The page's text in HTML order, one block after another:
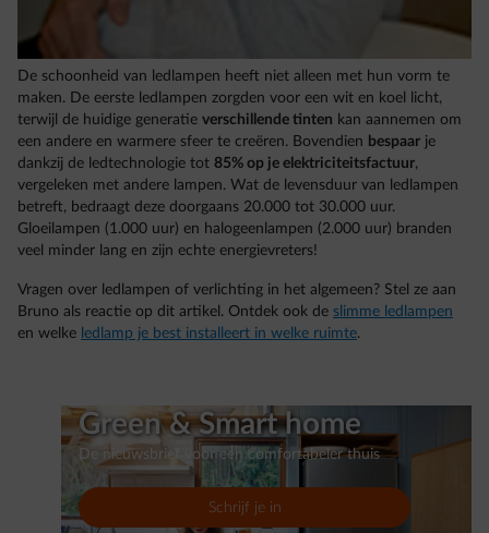
De schoonheid van ledlampen heeft niet alleen met hun vorm te
maken. De eerste ledlampen zorgden voor een wit en koel licht,
terwijl de huidige generatie verschillende tinten kan aannemen om
een andere en warmere sfeer te creëren. Bovendien bespaar je
dankzij de ledtechnologie tot 85% op je elektriciteitsfactuur,
vergeleken met andere lampen. Wat de levensduur van ledlampen
betreft, bedraagt deze doorgaans 20.000 tot 30.000 uur.
Gloeilampen (1.000 uur) en halogeenlampen (2.000 uur) branden
veel minder lang en zijn echte energievreters!
Vragen over ledlampen of verlichting in het algemeen? Stel ze aan
Bruno als reactie op dit artikel. Ontdek ook de slimme ledlampen
en welke ledlamp je best installeert in welke ruimte.
Green & Smart home
De nieuwsbrief voor een comfortabeler thuis
Schrijf je in